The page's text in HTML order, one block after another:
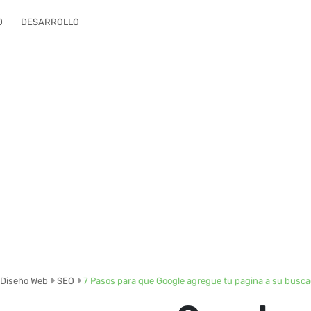
DESARROLLO
Diseño Web SEO 7 Pasos para que Google agregue tu pagina a su